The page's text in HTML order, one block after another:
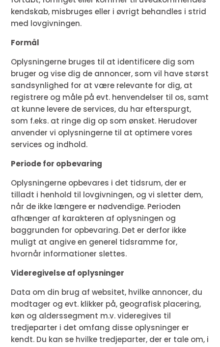
kendskab, misbruges eller i øvrigt behandles i strid
med lovgivningen.
Formål
Oplysningerne bruges til at identificere dig som
bruger og vise dig de annoncer, som vil have størst
sandsynlighed for at være relevante for dig, at
registrere og måle på evt. henvendelser til os, samt
at kunne levere de services, du har efterspurgt,
som f.eks. at ringe dig op som ønsket. Herudover
anvender vi oplysningerne til at optimere vores
services og indhold.
Periode for opbevaring
Oplysningerne opbevares i det tidsrum, der er
tilladt i henhold til lovgivningen, og vi sletter dem,
når de ikke længere er nødvendige. Perioden
afhænger af karakteren af oplysningen og
baggrunden for opbevaring. Det er derfor ikke
muligt at angive en generel tidsramme for,
hvornår informationer slettes.
Videregivelse af oplysninger
Data om din brug af websitet, hvilke annoncer, du
modtager og evt. klikker på, geografisk placering,
køn og alderssegment m.v. videregives til
tredjeparter i det omfang disse oplysninger er
kendt. Du kan se hvilke tredjeparter, der er tale om, i